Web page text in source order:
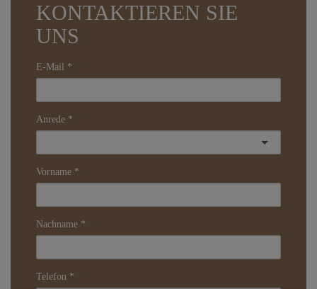
KONTAKTIEREN SIE
UNS
E-Mail
Anrede
Vorname
Nachname
Telefon